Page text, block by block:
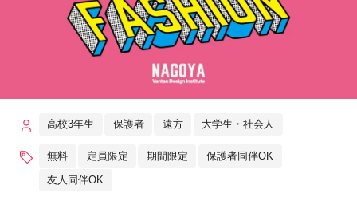
高校3年生 保護者 遠方 大学生・社会人
無料 定員限定 期間限定 保護者同伴OK
友人同伴OK